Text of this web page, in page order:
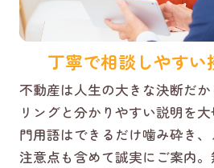
丁寧で相談しやすい
不動産は人生の大きな決断だ
リングと分かりやすい説明を
門用語はできるだけ噛み砕き
注意点も含めて誠実にご案内。